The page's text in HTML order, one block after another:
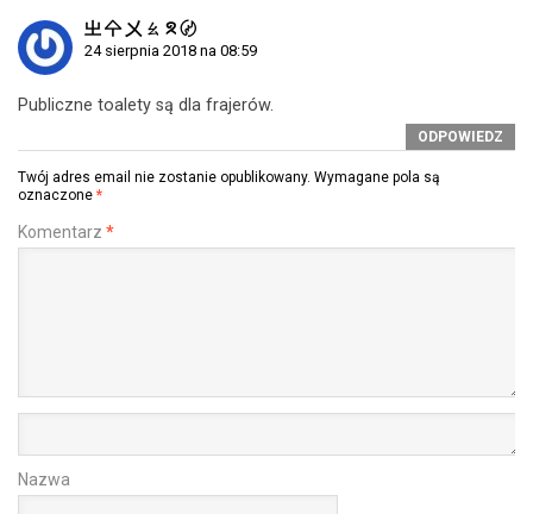
㞢 㐃 㐅 ㄠ ᘝ 〄
24 sierpnia 2018 na 08:59
Publiczne toalety są dla frajerów.
ODPOWIEDZ
Twój adres email nie zostanie opublikowany. Wymagane pola są
oznaczone *
Komentarz *
Nazwa